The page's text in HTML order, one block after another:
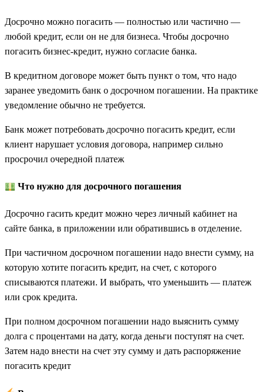
Досрочно можно погасить — полностью или частично —
любой кредит, если он не для бизнеса. Чтобы досрочно
погасить бизнес-кредит, нужно согласие банка.
В кредитном договоре может быть пункт о том, что надо
заранее уведомить банк о досрочном погашении. На практике
уведомление обычно не требуется.
Банк может потребовать досрочно погасить кредит, если
клиент нарушает условия договора, например сильно
просрочил очередной платеж
Что нужно для досрочного погашения
Досрочно гасить кредит можно через личный кабинет на
сайте банка, в приложении или обратившись в отделение.
При частичном досрочном погашении надо внести сумму, на
которую хотите погасить кредит, на счет, с которого
списываются платежи. И выбрать, что уменьшить — платеж
или срок кредита.
При полном досрочном погашении надо выяснить сумму
долга с процентами на дату, когда деньги поступят на счет.
Затем надо внести на счет эту сумму и дать распоряжение
погасить кредит